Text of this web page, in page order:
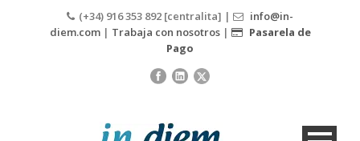
(+34) 916 353 892 [centralita] |
info@in-
diem.com| Trabaja con nosotros|
Pasarela de
Pago